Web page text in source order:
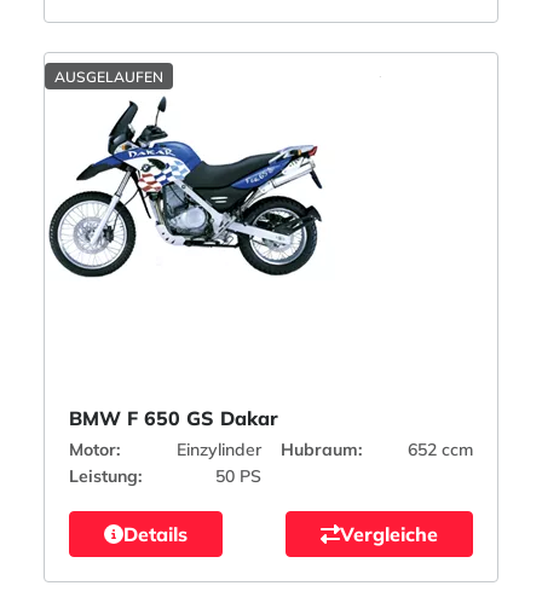
AUSGELAUFEN
BMW F 650 GS Dakar
Motor: Einzylinder Hubraum:
652 ccm
Leistung:
50 PS
Details Vergleiche